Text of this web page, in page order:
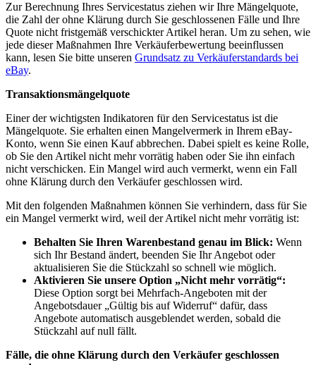
Zur Berechnung Ihres Servicestatus ziehen wir Ihre Mängelquote,
die Zahl der ohne Klärung durch Sie geschlossenen Fälle und Ihre
Quote nicht fristgemäß verschickter Artikel heran. Um zu sehen, wie
jede dieser Maßnahmen Ihre Verkäuferbewertung beeinflussen
kann, lesen Sie bitte unseren Grundsatz zu Verkäuferstandards bei
eBay.
Transaktionsmängelquote
Einer der wichtigsten Indikatoren für den Servicestatus ist die
Mängelquote. Sie erhalten einen Mangelvermerk in Ihrem eBay-
Konto, wenn Sie einen Kauf abbrechen. Dabei spielt es keine Rolle,
ob Sie den Artikel nicht mehr vorrätig haben oder Sie ihn einfach
nicht verschicken. Ein Mangel wird auch vermerkt, wenn ein Fall
ohne Klärung durch den Verkäufer geschlossen wird.
Mit den folgenden Maßnahmen können Sie verhindern, dass für Sie
ein Mangel vermerkt wird, weil der Artikel nicht mehr vorrätig ist:
Behalten Sie Ihren Warenbestand genau im Blick: Wenn
sich Ihr Bestand ändert, beenden Sie Ihr Angebot oder
aktualisieren Sie die Stückzahl so schnell wie möglich.
Aktivieren Sie unsere Option „Nicht mehr vorrätig“:
Diese Option sorgt bei Mehrfach-Angeboten mit der
Angebotsdauer „Gültig bis auf Widerruf“ dafür, dass
Angebote automatisch ausgeblendet werden, sobald die
Stückzahl auf null fällt.
Fälle, die ohne Klärung durch den Verkäufer geschlossen